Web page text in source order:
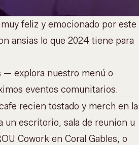
feliz y emocionado por este
ansias lo que 2024 tiene para
— explora nuestro menú o
eventos comunitarios.
recien tostado y merch en la
un escritorio, sala de reunion u
Cowork en Coral Gables, o